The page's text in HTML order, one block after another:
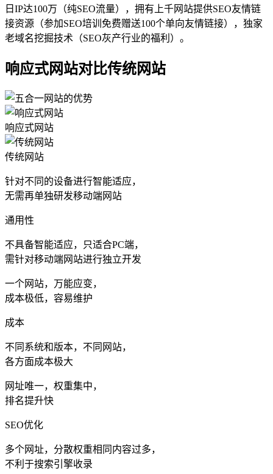
日IP达100万（纯SEO流量），拥有上千网站提供SEO友情链
接资源（参加SEO培训免费赠送100个单向友情链接），独家
老域名挖掘技术（SEO灰产行业的福利）。
响应式网站对比传统网站
响应式网站
传统网站
针对不同的设备进行智能适应，
无需再单独研发移动端网站
通用性
不具备智能适应，只适合PC端，
需针对移动端网站进行独立开发
一个网站，万能应变，
成本极低，容易维护
成本
不同系统和版本，不同网站，
各方面成本极大
网址唯一，权重集中，
排名提升快
SEO优化
多个网址，分散权重相同内容过多，
不利于搜索引擎收录